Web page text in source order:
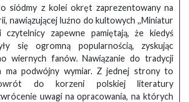
siódmy z kolei okręt zaprezentowany na
nawiązującej luźno do kultowych ,,Miniatur
czytelnicy zapewne pamiętają, że kiedyś
się ogromną popularnością, zyskując
wiernych fanów. Nawiązanie do tradycji
ma podwójny wymiar. Z jednej strony to
do korzeni polskiej literatury
uwagi na opracowania, na których